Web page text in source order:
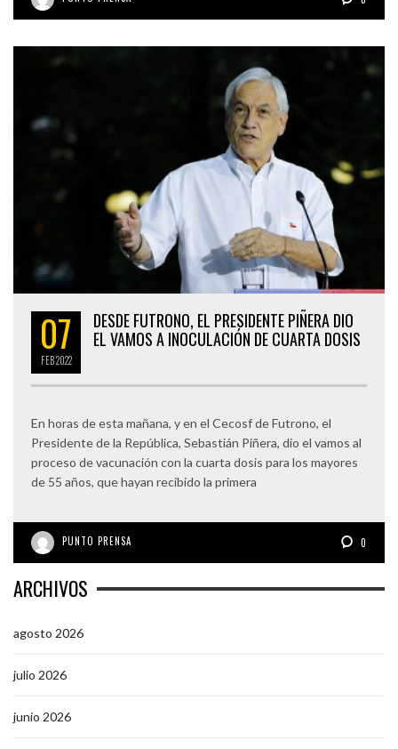
07
FEB2022
DESDE FUTRONO, EL PRESIDENTE PIÑERA DIO
EL VAMOS A INOCULACIÓN DE CUARTA DOSIS
En horas de esta mañana, y en el Cecosf de Futrono, el
Presidente de la República, Sebastián Piñera, dio el vamos al
proceso de vacunación con la cuarta dosis para los mayores
de 55 años, que hayan recibido la primera
PUNTO PRENSA 0
ARCHIVOS
agosto 2026
julio 2026
junio 2026